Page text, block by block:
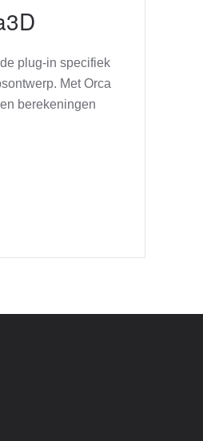
plug-in specifiek
Met Orca
berekeningen